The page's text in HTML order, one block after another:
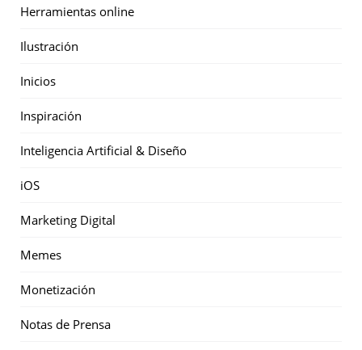
Herramientas online
Ilustración
Inicios
Inspiración
Inteligencia Artificial & Diseño
iOS
Marketing Digital
Memes
Monetización
Notas de Prensa